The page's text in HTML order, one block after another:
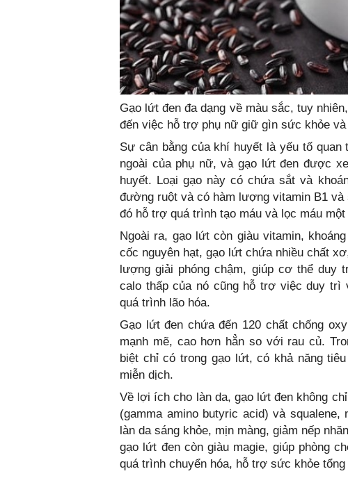
Gạo lứt đen đa dạng về màu sắc, tuy
đến việc hỗ trợ phụ nữ giữ gìn sức khỏe
Sự cân bằng của khí huyết là yếu tố
ngoài của phụ nữ, và gạo lứt đen được
huyết. Loại gạo này có chứa sắt và
đường ruột và có hàm lượng vitamin B1
đó hỗ trợ quá trình tạo máu và lọc máu
Ngoài ra, gạo lứt còn giàu vitamin,
cốc nguyên hạt, gạo lứt chứa nhiều chất
lượng giải phóng chậm, giúp cơ thể duy
calo thấp của nó cũng hỗ trợ việc duy trì
quá trình lão hóa.
Gạo lứt đen chứa đến 120 chất chống
mạnh mẽ, cao hơn hẳn so với rau củ.
biệt chỉ có trong gạo lứt, có khả năng
miễn dịch.
Về lợi ích cho làn da, gạo lứt đen không
(gamma amino butyric acid) và
làn da sáng khỏe, mịn màng, giảm nếp
gạo lứt đen còn giàu magie, giúp phòng
quá trình chuyển hóa, hỗ trợ sức khỏe tổng